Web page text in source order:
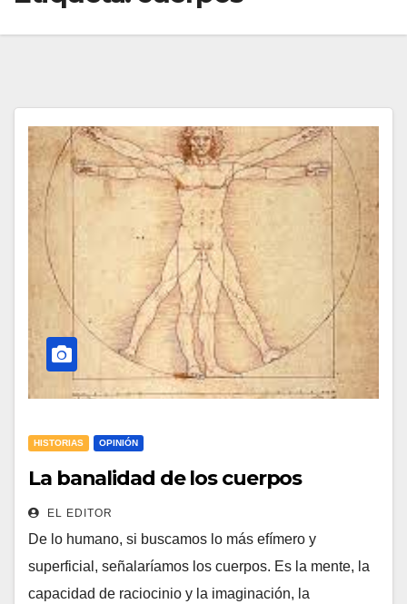
HISTORIAS OPINIÓN
La banalidad de los cuerpos
EL EDITOR
De lo humano, si buscamos lo más efímero y
superficial, señalaríamos los cuerpos. Es la mente, la
capacidad de raciocinio y la imaginación, la